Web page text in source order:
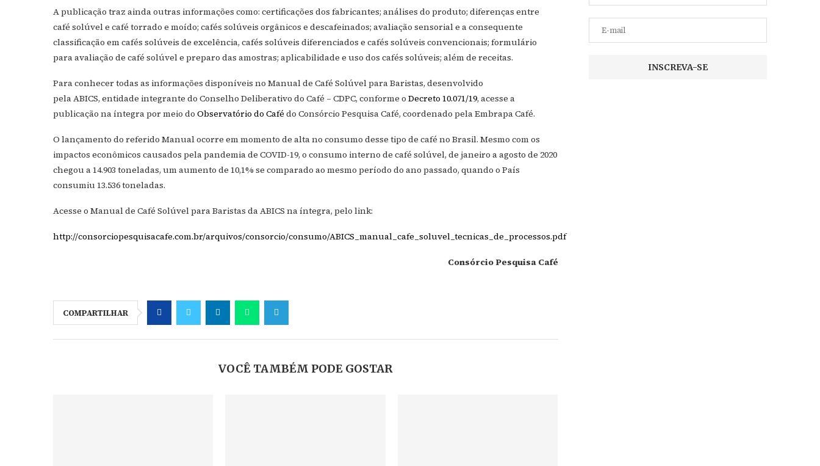
A publicação traz ainda outras informações como: certificações dos fabricantes; análises do produto; diferenças entre
café solúvel e café torrado e moído; cafés solúveis orgânicos e descafeinados; avaliação sensorial e a consequente
classificação em cafés solúveis de excelência, cafés solúveis diferenciados e cafés solúveis convencionais; formulário
para avaliação de café solúvel e preparo das amostras; aplicabilidade e uso dos cafés solúveis; além de receitas.
Para conhecer todas as informações disponíveis no Manual de Café Solúvel para Baristas, desenvolvido
pela ABICS, entidade integrante do Conselho Deliberativo do Café – CDPC, conforme o Decreto 10.071/19, acesse a
publicação na íntegra por meio do Observatório do Café do Consórcio Pesquisa Café, coordenado pela Embrapa Café.
O lançamento do referido Manual ocorre em momento de alta no consumo desse tipo de café no Brasil. Mesmo com os
impactos econômicos causados pela pandemia de COVID-19, o consumo interno de café solúvel, de janeiro a agosto de 2020
chegou a 14.903 toneladas, um aumento de 10,1% se comparado ao mesmo período do ano passado, quando o País
consumiu 13.536 toneladas.
Acesse o Manual de Café Solúvel para Baristas da ABICS na íntegra, pelo link:
http://consorciopesquisacafe.com.br/arquivos/consorcio/consumo/ABICS_manual_cafe_soluvel_tecnicas_de_processos.pdf
Consórcio Pesquisa Café
COMPARTILHAR
VOCÊ TAMBÉM PODE GOSTAR